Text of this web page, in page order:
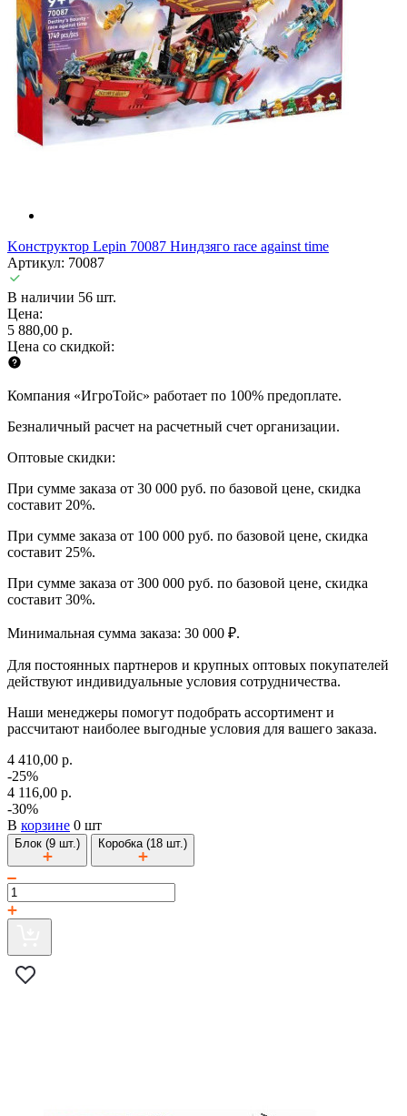
Kонструктор Lepin 70087 Ниндзяго race against time
Артикул: 70087
В наличии 56 шт.
Цена:
5 880,00 р.
Цена со скидкой:
Компания «ИгроТойс» работает по 100% предоплате.
Безналичный расчет на расчетный счет организации.
Оптовые скидки:
При сумме заказа от 30 000 руб. по базовой цене, скидка
составит 20%.
При сумме заказа от 100 000 руб. по базовой цене, скидка
составит 25%.
При сумме заказа от 300 000 руб. по базовой цене, скидка
составит 30%.
Минимальная сумма заказа: 30 000 ₽.
Для постоянных партнеров и крупных оптовых покупателей
действуют индивидуальные условия сотрудничества.
Наши менеджеры помогут подобрать ассортимент и
рассчитают наиболее выгодные условия для вашего заказа.
4 410,00 р.
-25%
4 116,00 р.
-30%
В корзине 0 шт
Блок (9 шт.) Коробка (18 шт.)